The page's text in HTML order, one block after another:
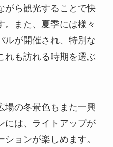
がら観光することで快
。また、夏季には様々
ルが開催され、特別な
れも訪れる時期を選ぶ
場の冬景色もまた一興
には、ライトアップが
ョンが楽しめます。